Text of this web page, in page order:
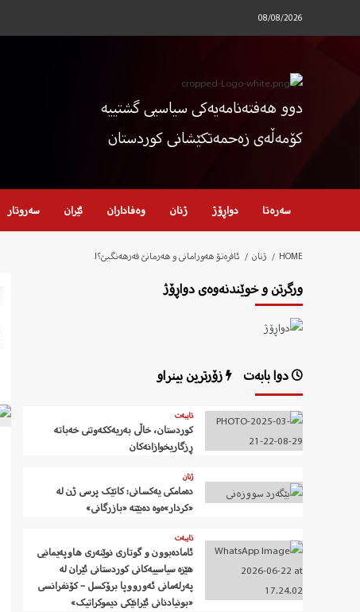
08/08/2026
دوو هەفتەنامەیەکی سیاسیی گشتییە
کۆمەڵەی زەحمەتکێشانی کوردستان
سەرەتا دواڕۆژ ژنان وەفاداران ئێران سەروتار
HOME ژنان ئافرەتۆ هەورامانی و هەرمانێ فەرهەنگیێ؟!
ورگرتن و خوێندنەوەی دواڕۆژ
دوا بابەت زۆرترین بینراو
تایبەت
کوردستان، خاڵی بەریەککەوتنی خەباتە
ڕزگاریخوازانەکان
ژنان
دەمامکی یەکسانی: کاتێک پرسی ژن لە
«کردار»ەوە دەبێتە «بازرگانی»
تایبەت
ئامادەبوون و گوتاری نوێنەری هاوپەیمانیی
هێزە سیاسییەکانی کوردستانی ئێران لە
پەرلەمانی ئەورووپا برۆکسل – کۆنفرانسی
«بونیادنانی ئێرانێکی دیموکراتیک»